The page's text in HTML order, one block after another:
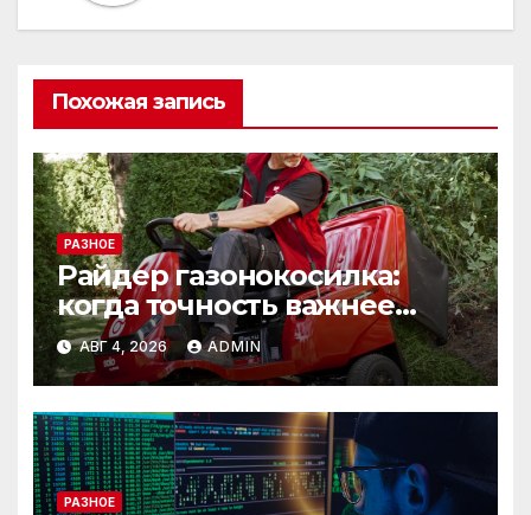
Похожая запись
РАЗНОЕ
Райдер газонокосилка:
когда точность важнее
скорости
АВГ 4, 2026 ADMIN
РАЗНОЕ